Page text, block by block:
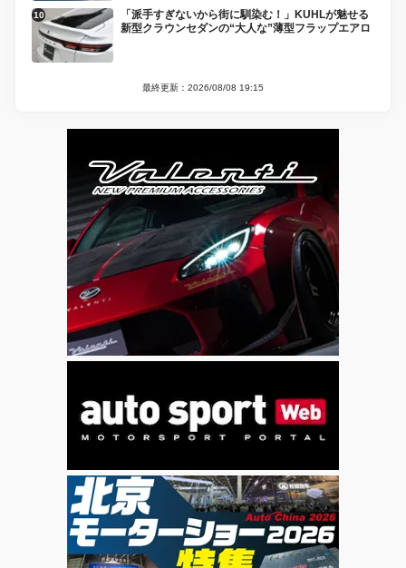
「派手すぎないから街に馴染む！」KUHLが魅せる
新型クラウンセダンの“大人な”薄型フラップエアロ
最終更新：2026/08/08 19:15